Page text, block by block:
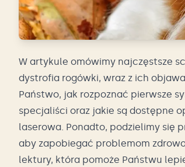
W artykule omówimy najczęstsze
dystrofia rogówki, wraz z ich
Państwo, jak rozpoznać pierwsze
specjaliści oraz jakie są dostępne
laserowa. Ponadto, podzielimy się
aby zapobiegać problemom
lektury, która pomoże Państwu